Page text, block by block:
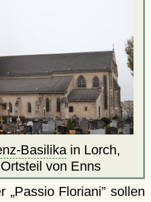
Basilikain Lorch,
von Enns
Passio Floriani sollen